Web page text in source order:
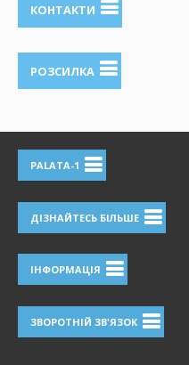
КОНТАКТИ
РОЗСИЛКА
PALATA-1
ДІЗНАЙТЕСЬ БІЛЬШЕ
ІНФОРМАЦІЯ
ЗВОРОТНІЙ ЗВ'ЯЗОК